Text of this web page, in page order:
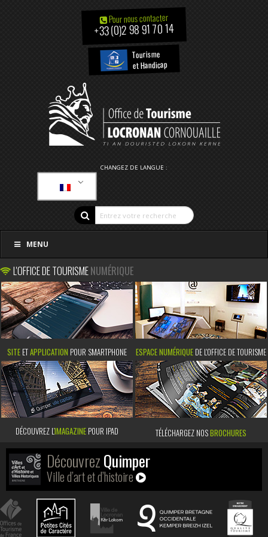
Pour nous contacter
+33 (0)2 98 91 70 14
Tourisme
et Handicap
CHANGEZ DE LANGUE :
MENU
L'OFFICE DE TOURISMENUMÉRIQUE
SITE ETAPPLICATION POUR SMARTPHONE ESPACE NUMÉRIQUE DE L'OFFICE DE TOURISME
DÉCOUVREZ L’IMAGAZINE POUR IPAD TÉLÉCHARGEZ NOSBROCHURES
DécouvrezQuimper
Ville d’art et d’histoire